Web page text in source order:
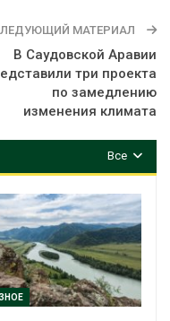
МАТЕРИАЛ
В Саудовской Аравии
три проекта
по замедлению
изменения климата
Все